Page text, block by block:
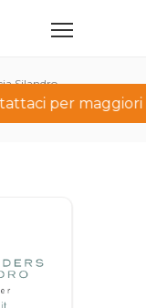
per maggiori
Silandro